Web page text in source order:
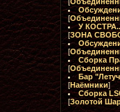
[
У
[ЗОНА
[
Сборка
[
Бар
[Наёмники]
Сборка
[Золотой